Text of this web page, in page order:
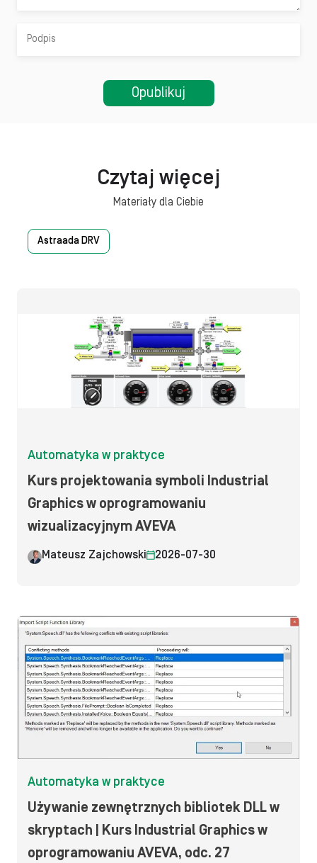
Czytaj więcej
Materiały dla Ciebie
Astraada DRV
Automatyka w praktyce
Kurs projektowania symboli Industrial
Graphics w oprogramowaniu
wizualizacyjnym AVEVA
Mateusz Zajchowski 2026-07-30
Automatyka w praktyce
Używanie zewnętrznych bibliotek DLL w
skryptach | Kurs Industrial Graphics w
oprogramowaniu AVEVA, odc. 27